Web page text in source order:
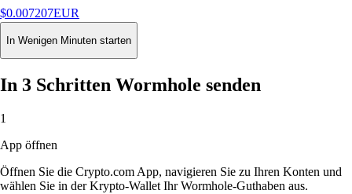
$0.007207EUR
-0.04%24H
Buy
In Wenigen Minuten starten
In 3 Schritten Wormhole senden
1
App öffnen
Öffnen Sie die Crypto.com App, navigieren Sie zu Ihren Konten und
wählen Sie in der Krypto-Wallet Ihr Wormhole-Guthaben aus.